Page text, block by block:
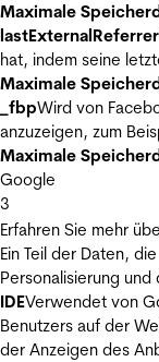
Maximale
hat, indem seine
Maximale
_fbpWird von
anzuzeigen, zum
Maximale
Google
3
Erfahren Sie mehr
Ein Teil der Daten,
Personalisierung
IDEVerwendet von
Benutzers auf der
der Anzeigen des